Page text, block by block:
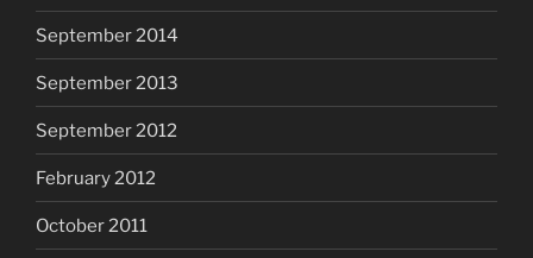
September 2014
September 2013
September 2012
February 2012
October 2011